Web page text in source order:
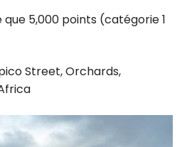
que 5,000 points (catégorie 1
Street, Orchards,